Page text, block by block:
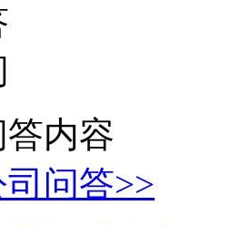
内容
问答>>